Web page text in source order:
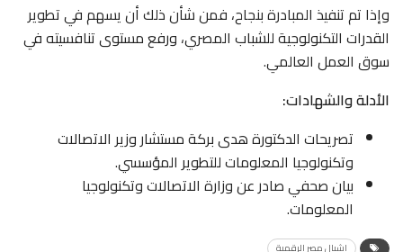
وإذا تم تنفيذ المبادرة بنجاح، فمن شأن ذلك أن يسهم في تطوير
القدرات التكنولوجية للشباب المصري، ورفع مستوى تنافسيته في
سوق العمل العالمي.
الأدلة والشهادات:
تصريحات الدكتورة هدى بركة مستشار وزير الاتصالات
وتكنولوجيا المعلومات للتطوير المؤسسي.
بيان صحفي صادر عن وزارة الاتصالات وتكنولوجيا
المعلومات.
اشبال مصر الرقمية